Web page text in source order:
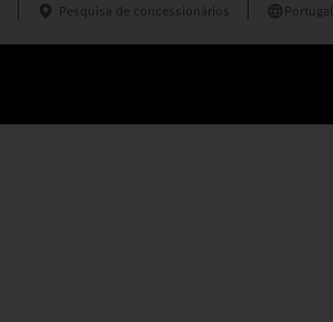
Pesquisa de concessionários Portugal